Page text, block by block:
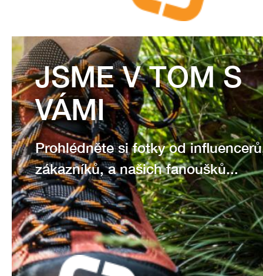
JSME V TOM S
VÁMI
Prohlédněte si fotky od
zákazníků, a našich fanoušků...